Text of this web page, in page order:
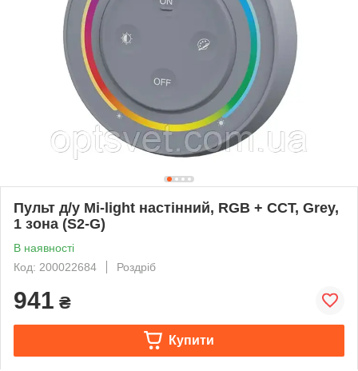
Пульт д/у Mi-light настінний, RGB + CCT, Grey,
1 зона (S2-G)
В наявності
Код: 200022684
Роздріб
941 ₴
Купити